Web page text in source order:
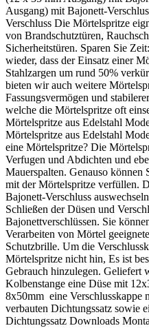
Ausgang) mit Bajonett-
Verschluss Die Mörtelspritze
von Brandschutztüren,
Sicherheitstüren. Sparen Sie
wieder, dass der Einsatz einer
Stahlzargen um rund 50%
bieten wir auch weitere
Fassungsvermögen und
welche die Mörtelspritze oft
Mörtelspritze aus Edelstahl
Mörtelspritze aus Edelstahl
eine Mörtelspritze? Die
Verfugen und Abdichten und
Mauerspalten. Genauso
mit der Mörtelspritze verfüllen.
Bajonett-Verschluss
Schließen der Düsen und
Bajonettverschlüssen. Sie
Verarbeiten von Mörtel
Schutzbrille. Um die
Mörtelspritze nicht hin, Es ist
Gebrauch hinzulegen. Geliefert
Kolbenstange eine Düse mit
8x50mm eine Verschlusskappe
verbauten Dichtungssatz sowie
Dichtungssatz Downloads